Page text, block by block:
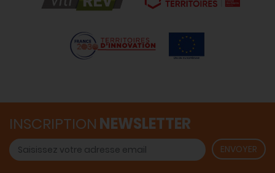
INSCRIPTION NEWSLETTER